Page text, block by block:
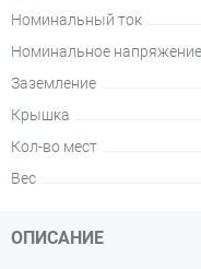
Номинальный ток
Номинальное напряжение
Заземление
Крышка
Кол-во мест
Вес
ОПИСАНИЕ